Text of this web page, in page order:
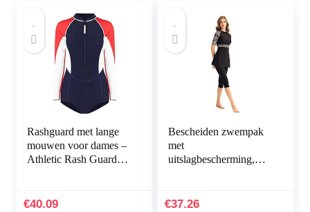
Rashguard met lange
mouwen voor dames –
Athletic Rash Guard
Atletisch Splice Rits…
€40.09
Bescheiden zwempak
met
uitslagbescherming,
Burkini zwemkostuum
€37.26